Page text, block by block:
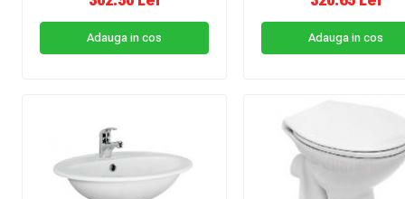
Adauga in cos Adauga in cos